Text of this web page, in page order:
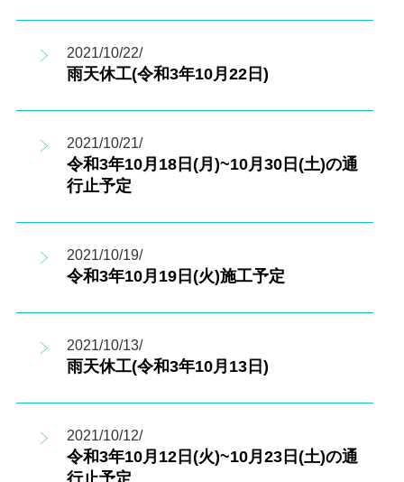
2021/10/22/
雨天休工(令和3年10月22日)
2021/10/21/
令和3年10月18日(月)~10月30日(土)の通
行止予定
2021/10/19/
令和3年10月19日(火)施工予定
2021/10/13/
雨天休工(令和3年10月13日)
2021/10/12/
令和3年10月12日(火)~10月23日(土)の通
行止予定